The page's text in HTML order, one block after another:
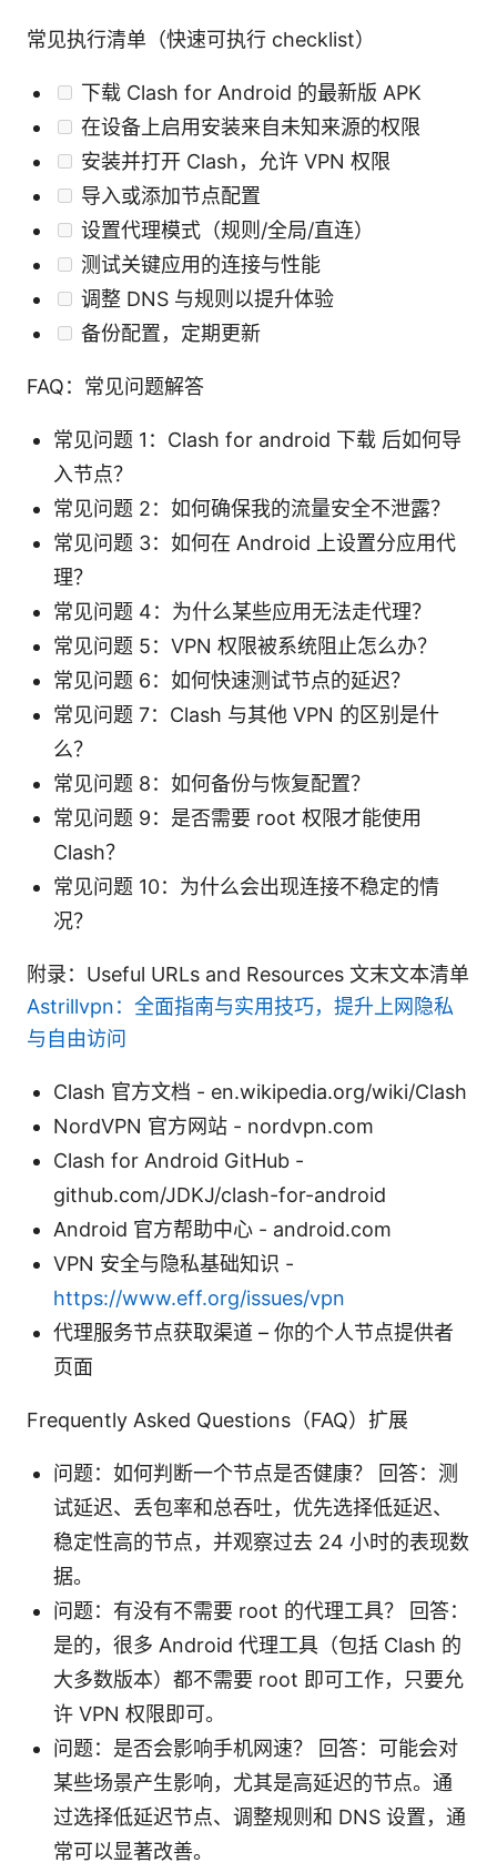
常见执行清单（快速可执行 checklist）
下载 Clash for Android 的最新版 APK
在设备上启用安装来自未知来源的权限
安装并打开 Clash，允许 VPN 权限
导入或添加节点配置
设置代理模式（规则/全局/直连）
测试关键应用的连接与性能
调整 DNS 与规则以提升体验
备份配置，定期更新
FAQ：常见问题解答
常见问题 1：Clash for android 下载 后如何导
入节点？
常见问题 2：如何确保我的流量安全不泄露？
常见问题 3：如何在 Android 上设置分应用代
理？
常见问题 4：为什么某些应用无法走代理？
常见问题 5：VPN 权限被系统阻止怎么办？
常见问题 6：如何快速测试节点的延迟？
常见问题 7：Clash 与其他 VPN 的区别是什
么？
常见问题 8：如何备份与恢复配置？
常见问题 9：是否需要 root 权限才能使用
Clash？
常见问题 10：为什么会出现连接不稳定的情
况？
附录：Useful URLs and Resources 文末文本清单
Astrillvpn：全面指南与实用技巧，提升上网隐私
与自由访问
Clash 官方文档 - en.wikipedia.org/wiki/Clash
NordVPN 官方网站 - nordvpn.com
Clash for Android GitHub -
github.com/JDKJ/clash-for-android
Android 官方帮助中心 - android.com
VPN 安全与隐私基础知识 -
https://www.eff.org/issues/vpn
代理服务节点获取渠道 – 你的个人节点提供者
页面
Frequently Asked Questions（FAQ）扩展
问题：如何判断一个节点是否健康？ 回答：测
试延迟、丢包率和总吞吐，优先选择低延迟、
稳定性高的节点，并观察过去 24 小时的表现数
据。
问题：有没有不需要 root 的代理工具？ 回答：
是的，很多 Android 代理工具（包括 Clash 的
大多数版本）都不需要 root 即可工作，只要允
许 VPN 权限即可。
问题：是否会影响手机网速？ 回答：可能会对
某些场景产生影响，尤其是高延迟的节点。通
过选择低延迟节点、调整规则和 DNS 设置，通
常可以显著改善。